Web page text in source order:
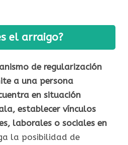
el arraigo?
de regularización
a una persona
en situación
establecer vínculos
laborales o sociales en
la posibilidad de